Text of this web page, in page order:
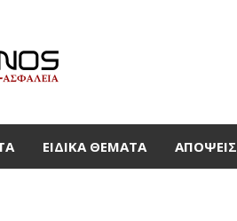
ΕΙΔΙΚΆ ΘΈΜΑΤΑ ΑΠΌΨΕΙΣ